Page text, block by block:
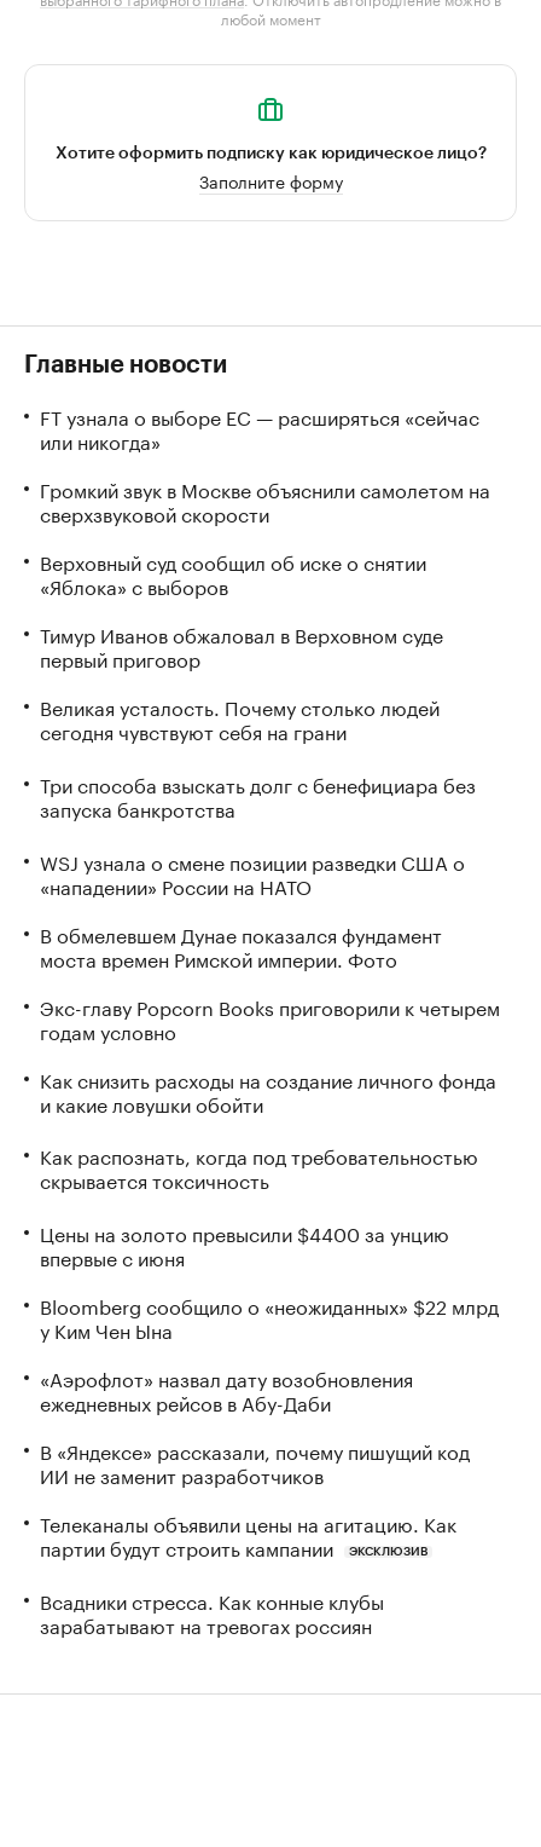
любой момент
Хотите оформить подписку как юридическое лицо?
Заполните форму
Главные новости
FT узнала о выборе ЕС — расширяться «сейчас
или никогда»
Громкий звук в Москве объяснили самолетом на
сверхзвуковой скорости
Верховный суд сообщил об иске о снятии
«Яблока» с выборов
Тимур Иванов обжаловал в Верховном суде
первый приговор
Великая усталость. Почему столько людей
сегодня чувствуют себя на грани
Три способа взыскать долг с бенефициара без
запуска банкротства
WSJ узнала о смене позиции разведки США о
«нападении» России на НАТО
В обмелевшем Дунае показался фундамент
моста времен Римской империи. Фото
Экс-главу Popcorn Books приговорили к четырем
годам условно
Как снизить расходы на создание личного фонда
и какие ловушки обойти
Как распознать, когда под требовательностью
скрывается токсичность
Цены на золото превысили $4400 за унцию
впервые с июня
Bloomberg сообщило о «неожиданных» $22 млрд
у Ким Чен Ына
«Аэрофлот» назвал дату возобновления
ежедневных рейсов в Абу-Даби
В «Яндексе» рассказали, почему пишущий код
ИИ не заменит разработчиков
Телеканалы объявили цены на агитацию. Как
партии будут строить кампании
ЭКСКЛЮЗИВ
Всадники стресса. Как конные клубы
зарабатывают на тревогах россиян